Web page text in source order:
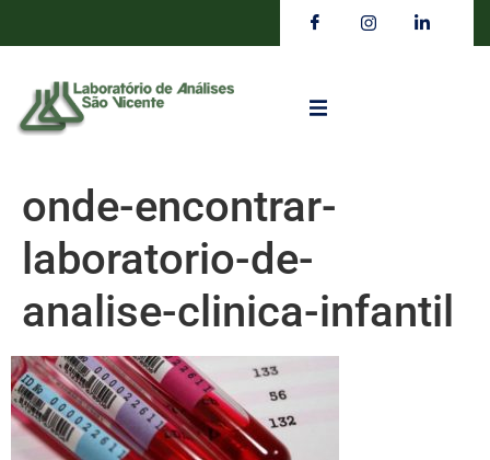
onde-encontrar-
laboratorio-de-
analise-clinica-infantil